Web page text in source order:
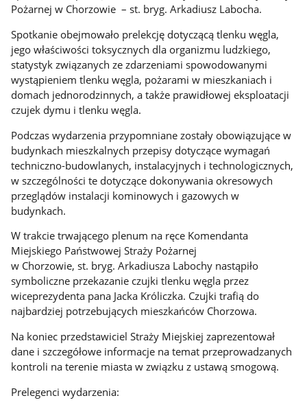
Pożarnej w Chorzowie – st. bryg. Arkadiusz Labocha.
Spotkanie obejmowało prelekcję dotyczącą tlenku węgla,
jego właściwości toksycznych dla organizmu ludzkiego,
statystyk związanych ze zdarzeniami spowodowanymi
wystąpieniem tlenku węgla, pożarami w mieszkaniach i
domach jednorodzinnych, a także prawidłowej eksploatacji
czujek dymu i tlenku węgla.
Podczas wydarzenia przypomniane zostały obowiązujące w
budynkach mieszkalnych przepisy dotyczące wymagań
techniczno-budowlanych, instalacyjnych i technologicznych,
w szczególności te dotyczące dokonywania okresowych
przeglądów instalacji kominowych i gazowych w
budynkach.
W trakcie trwającego plenum na ręce Komendanta
Miejskiego Państwowej Straży Pożarnej
w Chorzowie, st. bryg. Arkadiusza Labochy nastąpiło
symboliczne przekazanie czujki tlenku węgla przez
wiceprezydenta pana Jacka Króliczka. Czujki trafią do
najbardziej potrzebujących mieszkańców Chorzowa.
Na koniec przedstawiciel Straży Miejskiej zaprezentował
dane i szczegółowe informacje na temat przeprowadzanych
kontroli na terenie miasta w związku z ustawą smogową.
Prelegenci wydarzenia: